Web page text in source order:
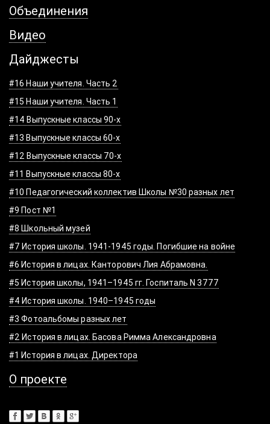
Объединения
Видео
Дайджесты
#16 Наши учителя. Часть 2
#15 Наши учителя. Часть 1
#14 Выпускные классы 90-х
#13 Выпускные классы 60-х
#12 Выпускные классы 70-х
#11 Выпускные классы 80-х
#10 Педагогический коллектив Школы №30 разных лет
#9 Пост №1
#8 Школьный музей
#7 История школы. 1941-1945 годы. Погибшие на войне
#6 История в лицах. Канторович Лия Абрамовна.
#5 История школы, 1941–1945 гг. Госпиталь N 3777
#4 История школы. 1940–1945 годы
#3 Фотоальбомы разных лет
#2 История в лицах. Басова Римма Александровна
#1 История в лицах. Директора
О проекте